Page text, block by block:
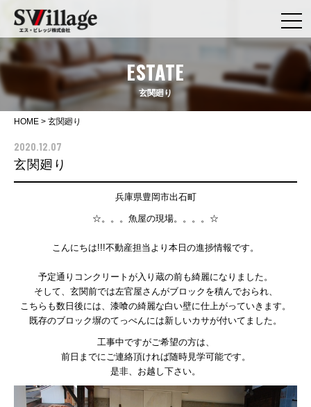
ESTATE
玄関廻り
HOME > 玄関廻り
2020.12.07
玄関廻り
兵庫県豊岡市出石町
☆。。。魚屋の現場。。。。☆
こんにちは!!!不動産担当より本日の進捗情報です。
予定通りコンクリートが入り蔵の前も綺麗になりました。
そして、玄関前では左官屋さんがブロックを積んでおられ、
こちらも数日後には、漆喰の綺麗な白い壁に仕上がっていきます。
既存のブロック塀のてっぺんには新しいカサが付いてました。
工事中ですがご希望の方は、
前日までにご連絡頂ければ随時見学可能です。
是非、お越し下さい。